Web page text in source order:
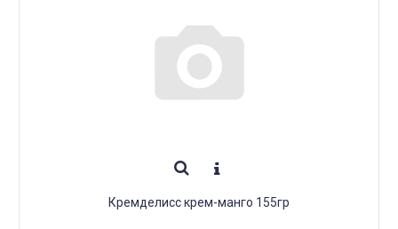
Кремделисс крем-манго 155гр